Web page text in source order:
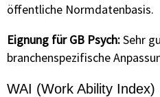
öffentliche Normdatenbasis.
Eignung für GB Psych:Sehr
branchenspezifische
WAI (Work Ability Index)